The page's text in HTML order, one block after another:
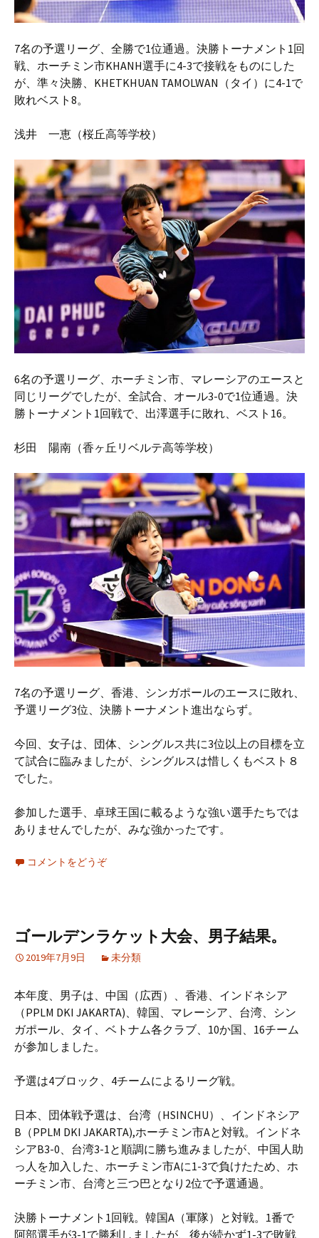
7名の予選リーグ、全勝で1位通過。決勝トーナメント1回
戦、ホーチミン市KHANH選手に4-3で接戦をものにした
が、準々決勝、 KHETKHUAN TAMOLWAN （タイ）に4-1で
敗れベスト8。
浅井 一恵（桜丘高等学校）
6名の予選リーグ、ホーチミン市、マレーシアのエースと
同じリーグでしたが、全試合、オール3-0で1位通過。決
勝トーナメント1回戦で、出澤選手に敗れ、ベスト16。
杉田 陽南（香ヶ丘リベルテ高等学校）
7名の予選リーグ、香港、シンガポールのエースに敗れ、
予選リーグ3位、決勝トーナメント進出ならず。
今回、女子は、団体、シングルス共に3位以上の目標を立
て試合に臨みましたが、シングルスは惜しくもベスト８
でした。
参加した選手、卓球王国に載るような強い選手たちでは
ありませんでしたが、みな強かったです。
コメントをどうぞ
ゴールデンラケット大会、男子結果。
2019年7月9日 未分類
本年度、男子は、中国（広西）、香港、インドネシア
（PPLM DKI JAKARTA)、韓国、マレーシア、台湾、シン
ガポール、タイ、ベトナム各クラブ、10か国、16チーム
が参加しました。
予選は4ブロック、4チームによるリーグ戦。
日本、団体戦予選は、台湾（HSINCHU）、インドネシア
B（PPLM DKI JAKARTA),ホーチミン市Aと対戦。インドネ
シアB3-0、台湾3-1と順調に勝ち進みましたが、中国人助
っ人を加入した、ホーチミン市Aに1-3で負けたため、ホ
ーチミン市、台湾と三つ巴となり2位で予選通過。
決勝トーナメント1回戦。韓国A（軍隊）と対戦。1番で
阿部選手が3-1で勝利しましたが、後が続かず1-3で敗戦